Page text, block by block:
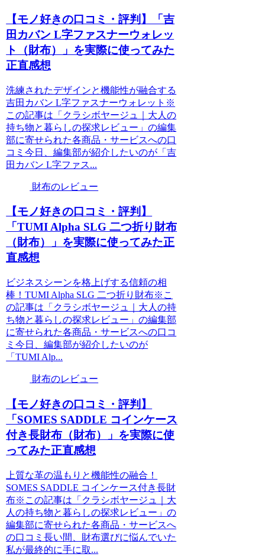
【モノ好きの口コミ・評判】「吉
田カバン L字ファスナーウォレッ
ト（財布）」を実際に使ってみた
正直感想
洗練されたデザインと機能性が融合する
吉田カバン L字ファスナーウォレット※
この記事は「クラシボヤージュ｜大人の
持ち物と暮らしの探求レビュー」の編集
部に寄せられた各商品・サービスへの口
コミ今日、編集部が紹介したいのが「吉
田カバン L字ファス...
財布のレビュー
【モノ好きの口コミ・評判】
「TUMI Alpha SLG 二つ折り財布
（財布）」を実際に使ってみた正
直感想
ビジネスシーンを格上げする信頼の相
棒！TUMI Alpha SLG 二つ折り財布※こ
の記事は「クラシボヤージュ｜大人の持
ち物と暮らしの探求レビュー」の編集部
に寄せられた各商品・サービスへの口コ
ミ今日、編集部が紹介したいのが
「TUMI Alp...
財布のレビュー
【モノ好きの口コミ・評判】
「SOMES SADDLE コインケース
付き長財布（財布）」を実際に使
ってみた正直感想
上質な革の温もりと機能性の融合！
SOMES SADDLE コインケース付き長財
布※この記事は「クラシボヤージュ｜大
人の持ち物と暮らしの探求レビュー」の
編集部に寄せられた各商品・サービスへ
の口コミ長い間、財布選びに悩んでいた
私が最終的に手に取...